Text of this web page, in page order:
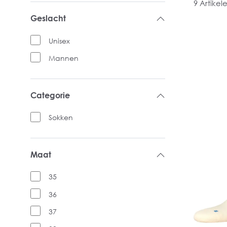
Geslacht
Unisex
Mannen
Categorie
Sokken
Maat
35
36
37
9